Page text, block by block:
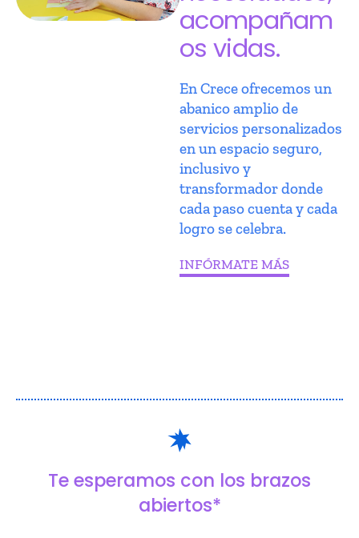
acompañam
os vidas.
En Crece ofrecemos un
abanico amplio de
servicios personalizados
en un espacio seguro,
inclusivo y
transformador donde
cada paso cuenta y cada
logro se celebra.
INFÓRMATE MÁS
Te esperamos con los brazos
abiertos*